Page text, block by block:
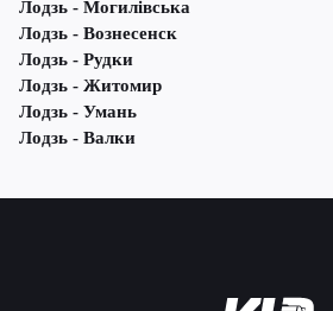
Лодзь - Могилівська
Лодзь - Вознесенск
Лодзь - Рудки
Лодзь - Житомир
Лодзь - Умань
Лодзь - Валки